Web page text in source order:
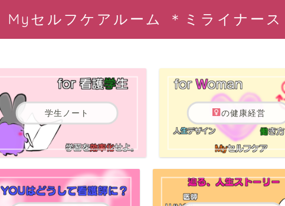
Myセルフケアルーム ＊ミライナース
学生ノート の健康経営